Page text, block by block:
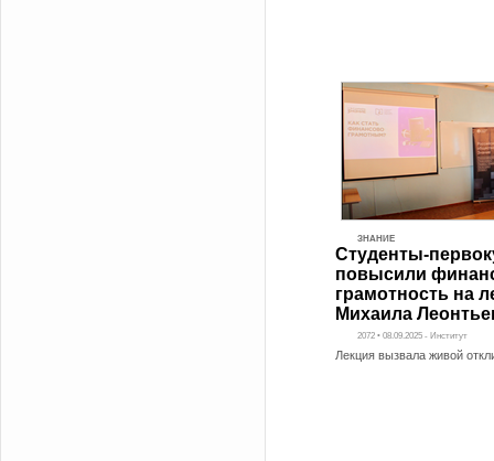
ЗНАНИЕ
Студенты-
повысили
грамотность на
Михаила
2072 • 08.09.2025 - Институт
Лекция вызвала живой